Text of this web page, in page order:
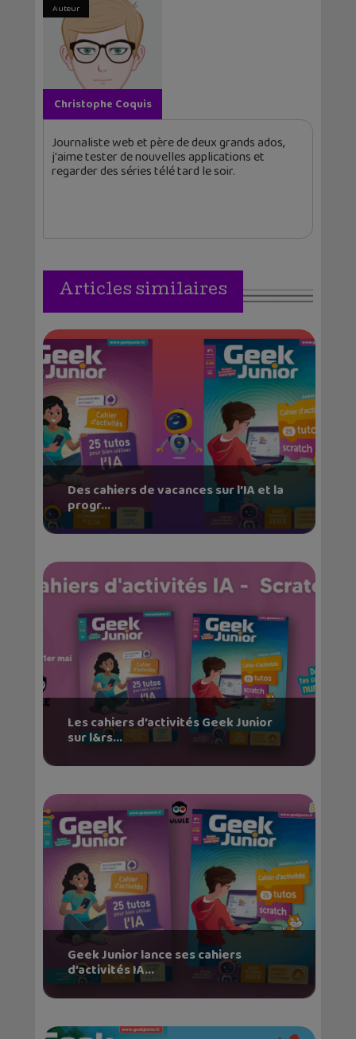
Auteur
Christophe Coquis
Journaliste web et père de deux grands ados,
j'aime tester de nouvelles applications et
regarder des séries télé tard le soir.
Articles similaires
Des cahiers de vacances sur l’IA et la
progr...
Les cahiers d’activités Geek Junior
sur l&rs...
Geek Junior lance ses cahiers
d’activités IA...